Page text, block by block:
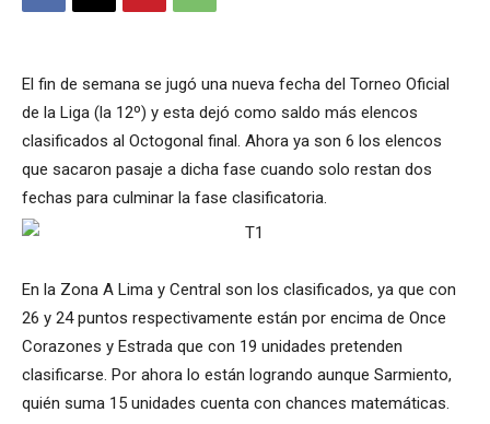
El fin de semana se jugó una nueva fecha del Torneo Oficial
de la Liga (la 12º) y esta dejó como saldo más elencos
clasificados al Octogonal final. Ahora ya son 6 los elencos
que sacaron pasaje a dicha fase cuando solo restan dos
fechas para culminar la fase clasificatoria.
En la Zona A Lima y Central son los clasificados, ya que con
26 y 24 puntos respectivamente están por encima de Once
Corazones y Estrada que con 19 unidades pretenden
clasificarse. Por ahora lo están logrando aunque Sarmiento,
quién suma 15 unidades cuenta con chances matemáticas.